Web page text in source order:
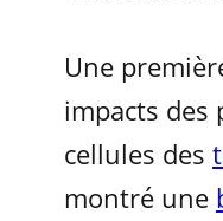
Une
impacts des
cellules des
montré une